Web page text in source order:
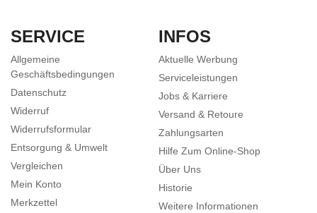
SERVICE
Allgemeine
Geschäftsbedingungen
Datenschutz
Widerruf
Widerrufsformular
Entsorgung & Umwelt
Vergleichen
Mein Konto
Merkzettel
INFOS
Aktuelle Werbung
Serviceleistungen
Jobs & Karriere
Versand & Retoure
Zahlungsarten
Hilfe Zum Online-Shop
Über Uns
Historie
Weitere Informationen